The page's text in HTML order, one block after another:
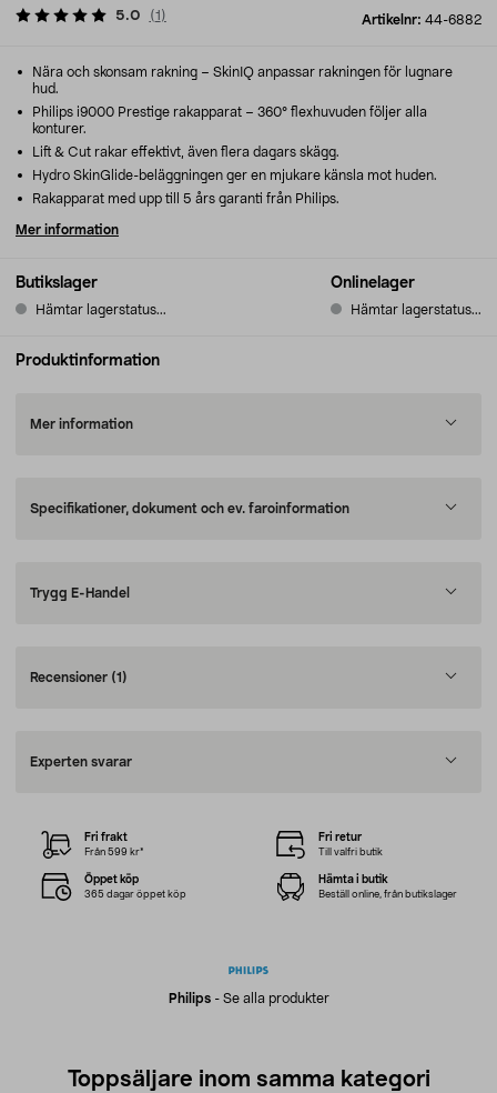
Artikelnr: 44-6882
5.0 (1 )
Butikslager
Hämtar lagerstatus...
Onlinelager
Hämtar lagerstatus...
Nära och skonsam rakning – SkinIQ anpassar rakningen för lugnare
hud.
Philips i9000 Prestige rakapparat – 360° flexhuvuden följer alla
konturer.
Lift & Cut rakar effektivt, även flera dagars skägg.
Hydro SkinGlide-beläggningen ger en mjukare känsla mot huden.
Rakapparat med upp till 5 års garanti från Philips.
Mer information
Produktinformation
Mer information
Specifikationer, dokument och ev. faroinformation
Trygg E-Handel
Recensioner (1)
Experten svarar
Philips- Se alla produkter
Fri frakt
Från 599 kr*
Fri retur
Till valfri butik
Öppet köp
365 dagar öppet köp
Hämta i butik
Beställ online, från butikslager
Toppsäljare inom samma kategori